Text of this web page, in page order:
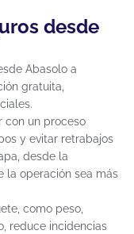
desde
Abasolo a
gratuita,
con un proceso
y evitar retrabajos
desde la
la operación sea más
como peso,
reduce incidencias